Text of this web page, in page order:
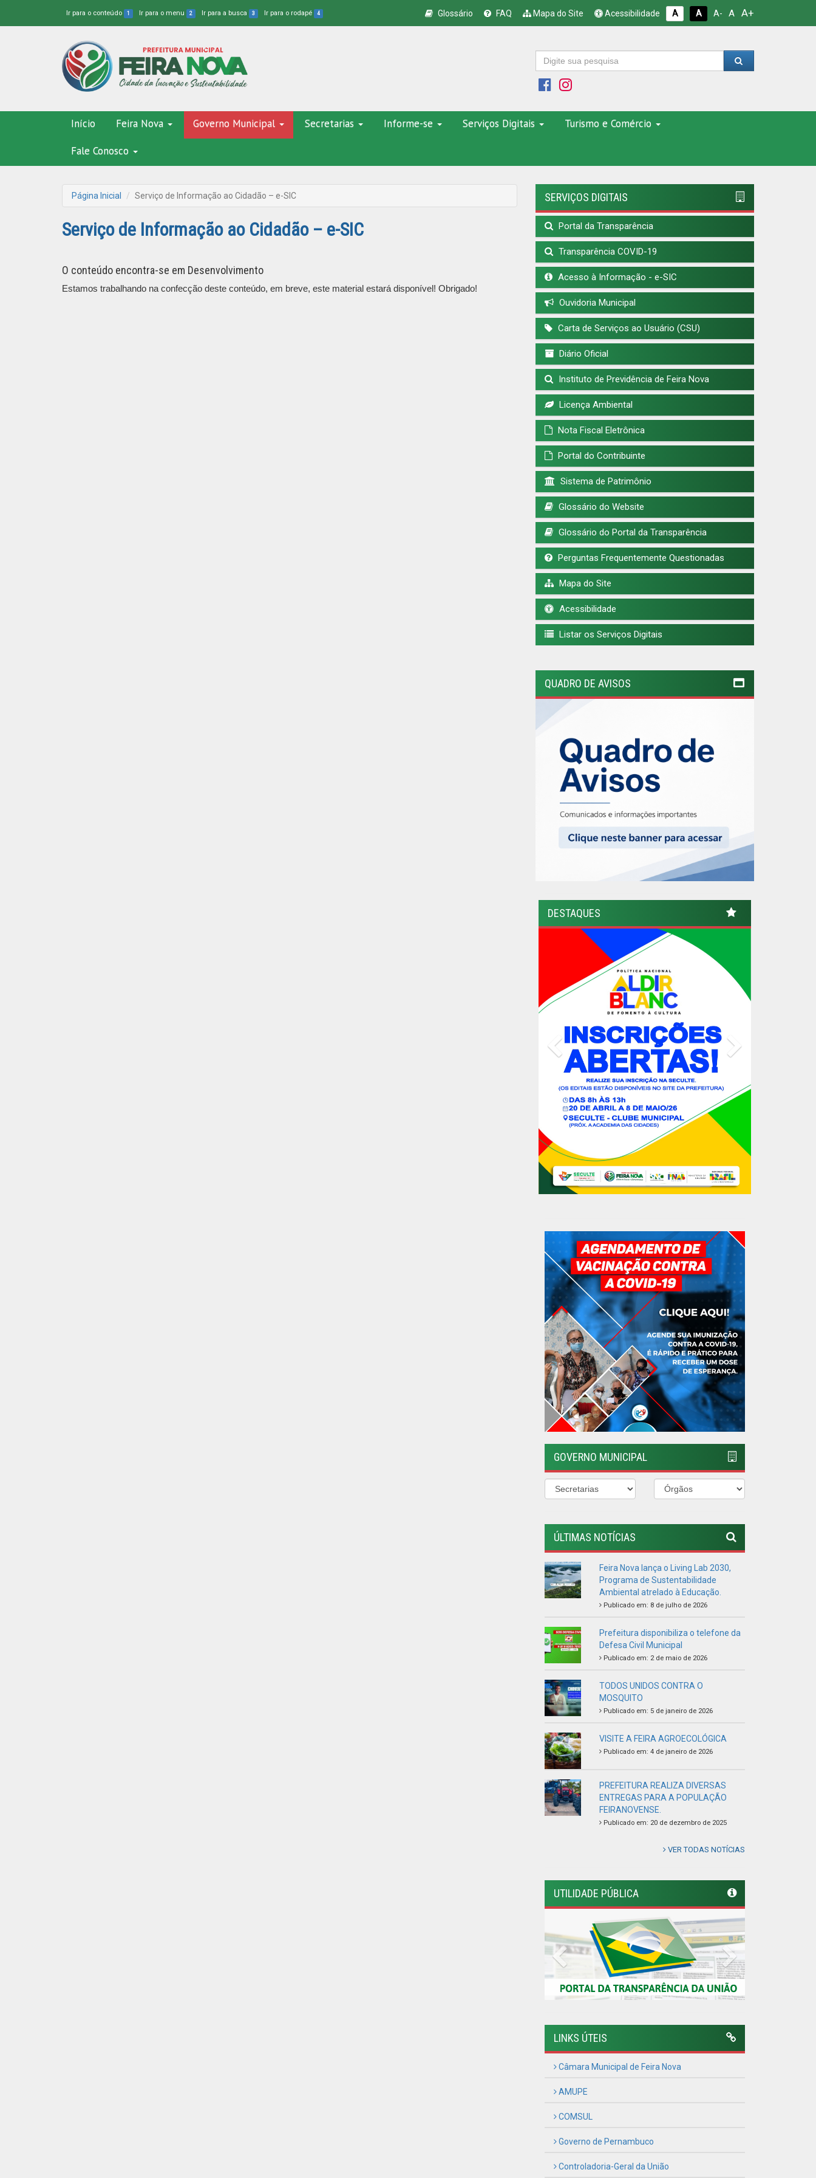
Ir para o conteúdo 1 Ir para o menu 2 Ir para a busca 3 Ir para o rodapé 4 Glossário FAQ Mapa do Site Acessibilidade A A A- A A+
Início Feira Nova Governo Municipal Secretarias Informe-se Serviços Digitais Turismo e Comércio
Fale Conosco
Página Inicial Serviço de Informação ao Cidadão – e-SIC
Serviço de Informação ao Cidadão – e-SIC
O conteúdo encontra-se em Desenvolvimento
Estamos trabalhando na confecção deste conteúdo, em breve, este material estará disponível! Obrigado!
SERVIÇOS DIGITAIS
Portal da Transparência
Transparência COVID-19
Acesso à Informação - e-SIC
Ouvidoria Municipal
Carta de Serviços ao Usuário (CSU)
Diário Oficial
Instituto de Previdência de Feira Nova
Licença Ambiental
Nota Fiscal Eletrônica
Portal do Contribuinte
Sistema de Patrimônio
Glossário do Website
Glossário do Portal da Transparência
Perguntas Frequentemente Questionadas
Mapa do Site
Acessibilidade
Listar os Serviços Digitais
QUADRO DE AVISOS
DESTAQUES
Previous
GOVERNO MUNICIPAL
ÚLTIMAS NOTÍCIAS
Feira Nova lança o Living Lab 2030,
Programa de Sustentabilidade
Ambiental atrelado à Educação.
Publicado em: 8 de julho de 2026
Prefeitura disponibiliza o telefone da
Defesa Civil Municipal
Publicado em: 2 de maio de 2026
TODOS UNIDOS CONTRA O
MOSQUITO
Publicado em: 5 de janeiro de 2026
VISITE A FEIRA AGROECOLÓGICA
Publicado em: 4 de janeiro de 2026
PREFEITURA REALIZA DIVERSAS
ENTREGAS PARA A POPULAÇÃO
FEIRANOVENSE.
Publicado em: 20 de dezembro de 2025
VER TODAS NOTÍCIAS
UTILIDADE PÚBLICA
Previous
LINKS ÚTEIS
Câmara Municipal de Feira Nova
AMUPE
COMSUL
Governo de Pernambuco
Controladoria-Geral da União